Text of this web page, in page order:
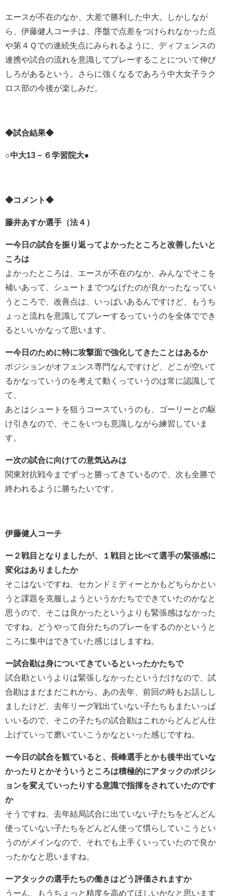
エースが不在のなか、大差で勝利した中大。しかしなが
ら、伊藤健人コーチは、序盤で点差をつけられなかった点
や第４Ｑでの連続失点にみられるように、ディフェンスの
連携や試合の流れを意識してプレーすることについて伸び
しろがあるという。さらに強くなるであろう中大女子ラク
ロス部の今後が楽しみだ。
◆試合結果◆
○中大13－６学習院大●
◆コメント◆
藤井あすか選手（法４）
ー今日の試合を振り返ってよかったところと改善したいと
ころは
よかったところは、エースが不在のなか、みんなでそこを
補いあって、シュートまでつなげたのが良かったなってい
うところで、改善点は、いっぱいあるんですけど、もうち
ょっと流れを意識してプレーするっていうのを全体ででき
るといいかなって思います。
ー今日のために特に攻撃面で強化してきたことはあるか
ポジションがオフェンス専門なんですけど、どこが空いて
るかなっていうのを考えて動くっていうのは常に認識して
て、
あとはシュートを狙うコースていうのも、ゴーリーとの駆
け引きなので、そこをいつも意識しながら練習していま
す。
ー次の試合に向けての意気込みは
関東対抗戦今までずっと勝ってきているので、次も全勝で
終われるように勝ちたいです。
伊藤健人コーチ
ー２戦目となりましたが、１戦目と比べて選手の緊張感に
変化はありましたか
そこはないですね、セカンドミディーとかもどちらかとい
うと課題を克服しようというかたちでできていたのかなと
思うので、そこは良かったというよりも緊張感はなかった
ですね。どうやって自分たちのプレーをするのかというと
ころに集中はできていた感じはしますね。
ー試合勘は身についてきているといったかたちで
試合勘というよりは緊張しなかったというだけなので、試
合勘はまだまだこれから。あの去年、前回の時もお話しし
ましたけど、去年リーグ戦出ていない子たちもまたいっぱ
いいるので、そこの子たちの試合勘はこれからどんどん仕
上げていって磨いていこうかなといった感じですね。
ー今日の試合を観ていると、長峰選手とかも後半出ていな
かったりとかそういうところは積極的にアタックのポジシ
ョンを変えていったりする意識で指揮をされていたのです
か
そうですね、去年結局試合に出ていない子たちをどんどん
使っていない子たちをどんどん使って慣らしていこうとい
うのがメインなので、それでも上手くいっていたので良か
ったかなと思いますね。
ーアタックの選手たちの働きはどう評価されますか
うーん、もうちょっと精度を高めてほしいかなと思います